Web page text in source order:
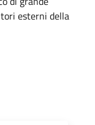
esterni della